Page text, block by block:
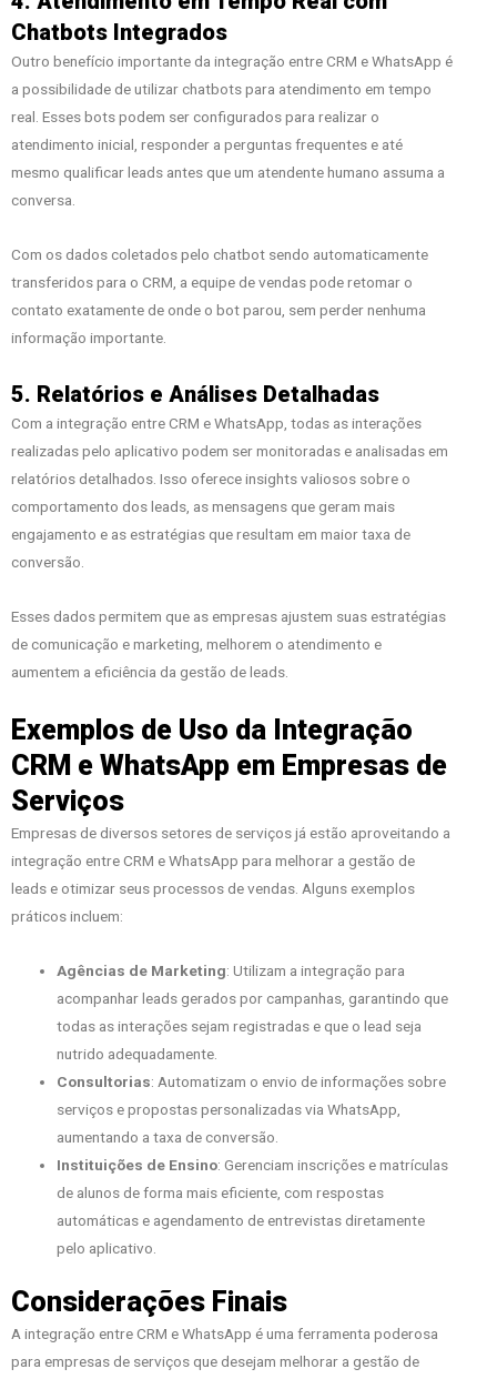
Chatbots Integrados
Outro benefício importante da integração entre CRM e WhatsApp é
a possibilidade de utilizar chatbots para atendimento em tempo
real. Esses bots podem ser configurados para realizar o
atendimento inicial, responder a perguntas frequentes e até
mesmo qualificar leads antes que um atendente humano assuma a
conversa.
Com os dados coletados pelo chatbot sendo automaticamente
transferidos para o CRM, a equipe de vendas pode retomar o
contato exatamente de onde o bot parou, sem perder nenhuma
informação importante.
5. Relatórios e Análises Detalhadas
Com a integração entre CRM e WhatsApp, todas as interações
realizadas pelo aplicativo podem ser monitoradas e analisadas em
relatórios detalhados. Isso oferece insights valiosos sobre o
comportamento dos leads, as mensagens que geram mais
engajamento e as estratégias que resultam em maior taxa de
conversão.
Esses dados permitem que as empresas ajustem suas estratégias
de comunicação e marketing, melhorem o atendimento e
aumentem a eficiência da gestão de leads.
Exemplos de Uso da Integração
CRM e WhatsApp em Empresas de
Serviços
Empresas de diversos setores de serviços já estão aproveitando a
integração entre CRM e WhatsApp para melhorar a gestão de
leads e otimizar seus processos de vendas. Alguns exemplos
práticos incluem:
Agências de Marketing: Utilizam a integração para
acompanhar leads gerados por campanhas, garantindo que
todas as interações sejam registradas e que o lead seja
nutrido adequadamente.
Consultorias: Automatizam o envio de informações sobre
serviços e propostas personalizadas via WhatsApp,
aumentando a taxa de conversão.
Instituições de Ensino: Gerenciam inscrições e matrículas
de alunos de forma mais eficiente, com respostas
automáticas e agendamento de entrevistas diretamente
pelo aplicativo.
Considerações Finais
A integração entre CRM e WhatsApp é uma ferramenta poderosa
para empresas de serviços que desejam melhorar a gestão de